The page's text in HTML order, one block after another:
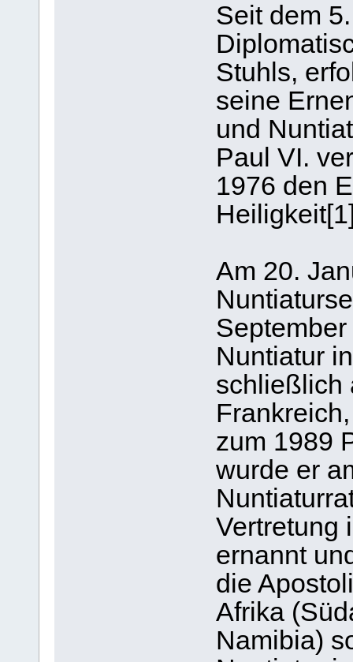
Seit dem
Stuhls,
seine
und
Paul VI.
1976 den
Am 20.
Nuntiatur
schließlich
zum 1989
wurde er
Vertretung
ernannt
die
Afrika
Namibia)